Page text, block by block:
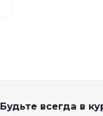
Будьте всегда в